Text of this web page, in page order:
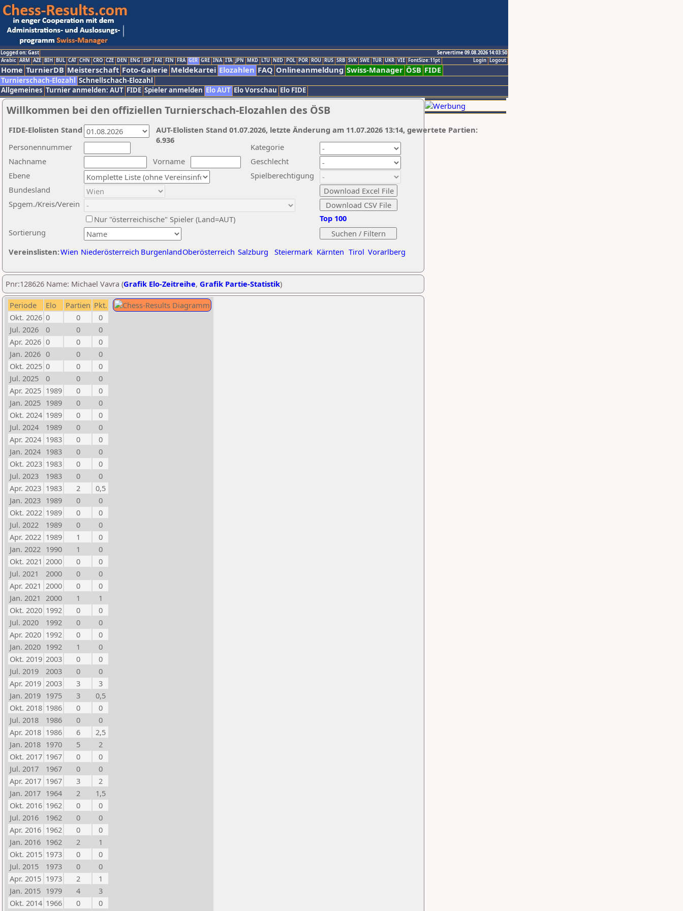
Logged on: Gast
Servertime 09.08.2026 14:03:50
Logout
Login
Arabic ARM AZE BIH BUL CAT CHN CRO CZE DEN ENG ESP FAI FIN FRA GER GRE INA ITA JPN MKD LTU NED POL POR ROU RUS SRB SVK SWE TUR UKR VIE FontSize:11pt
Home TurnierDB Meisterschaft Foto-Galerie Meldekartei Elozahlen FAQ Onlineanmeldung Swiss-Manager ÖSB FIDE
Turnierschach-Elozahl Schnellschach-Elozahl
Allgemeines Turnier anmelden: AUT FIDE Spieler anmelden Elo AUT Elo Vorschau Elo FIDE
Willkommen bei den offiziellen Turnierschach-Elozahlen des ÖSB
Nachname
Vorname
Ebene
Kategorie
Sortierung
Personennummer
Bundesland
Spgem./Kreis/Verein
Geschlecht
Nur "österreichische" Spieler (Land=AUT)
Spielberechtigung
Vereinslisten:Wien Niederösterreich BurgenlandOberösterreich Salzburg Steiermark Kärnten Tirol Vorarlberg
Top 100
AUT-Elolisten Stand 01.07.2026, letzte Änderung am 11.07.2026 13:14, gewertete Partien:
6.936
FIDE-Elolisten Stand
Pnr:128626 Name: Michael Vavra (Grafik Elo-Zeitreihe, Grafik Partie-Statistik)
Periode Elo Partien Pkt.
Okt. 2026 0 0
0
Jul. 2026
0 0
0
Apr. 2026 0 0
0
Jan. 2026 0 0
0
Okt. 2025 0 0
0
Jul. 2025
0 0
0
Apr. 2025 1989 0
0
Jan. 2025 1989 0
0
Okt. 2024 1989 0
0
Jul. 2024
1989 0
0
Apr. 2024 1983 0
0
Jan. 2024 1983 0
0
Okt. 2023 1983 0
0
Jul. 2023
1983 0
0
Apr. 2023 1983 2
0,5
Jan. 2023 1989 0
0
Okt. 2022 1989 0
0
Jul. 2022
1989 0
0
Apr. 2022 1989 1
0
Jan. 2022 1990 1
0
Okt. 2021 2000 0
0
Jul. 2021
2000 0
0
Apr. 2021 2000 0
0
Jan. 2021 2000 1
1
Okt. 2020 1992 0
0
Jul. 2020
1992 0
0
Apr. 2020 1992 0
0
Jan. 2020 1992 1
0
Okt. 2019 2003 0
0
Jul. 2019
2003 0
0
Apr. 2019 2003 3
3
Jan. 2019 1975 3
0,5
Okt. 2018 1986 0
0
Jul. 2018
1986 0
0
Apr. 2018 1986 6
2,5
Jan. 2018 1970 5
2
Okt. 2017 1967 0
0
Jul. 2017
1967 0
0
Apr. 2017 1967 3
2
Jan. 2017 1964 2
1,5
Okt. 2016 1962 0
0
Jul. 2016
1962 0
0
Apr. 2016 1962 0
0
Jan. 2016 1962 2
1
Okt. 2015 1973 0
0
Jul. 2015
1973 0
0
Apr. 2015 1973 2
1
Jan. 2015 1979 4
3
Okt. 2014 1966 0
0